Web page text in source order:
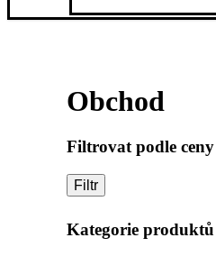
Obchod
Filtrovat podle ceny
Filtr
Kategorie produktů